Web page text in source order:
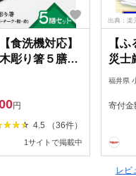
食洗機対応】
彫り箸５膳セ
し お箸 日本製
木 木材 若狭
ゃれ カラフル
箸 新生活 新
塗り箸 抗菌
円
4.5 （36件）
1サイトで掲載中
出典：楽
【
災士
セ
ック
グ
ッグ
/ 備
/ 小
福井県
寄付金
レビ